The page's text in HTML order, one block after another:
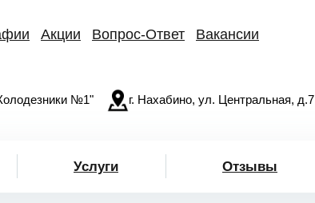
Акции Вопрос-Ответ Вакансии
№1" г. Нахабино, ул. Центральная, д.7
Услуги Отзывы